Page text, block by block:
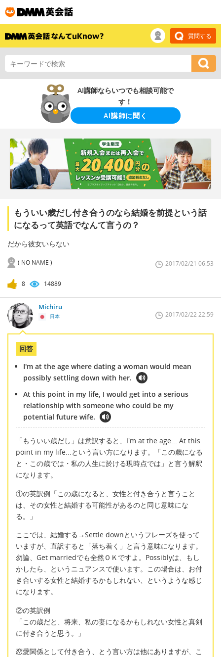
質問する
AI講師ならいつでも相談可能で
す！
AI講師に聞く
もういい歳だし付き合うのなら結婚を前提という話
になるって英語でなんて言うの？
だから彼女いらない
( NO NAME ) 2017/02/21 06:53
8 14889
Michiru
日本 2017/02/22 22:59
回答
I'm at the age where dating a woman would mean
possibly settling down with her.
At this point in my life, I would get into a serious
relationship with someone who could be my
potential future wife.
「もういい歳だし」は意訳すると、I'm at the age... At this
point in my life...という言い方になります。「この歳になる
と・この歳では・私の人生に於ける現時点では」と言う解釈
になります。
①の英訳例「この歳になると、女性と付き合うと言うこと
は、その女性と結婚する可能性があるのと同じ意味にな
る。」
ここでは、結婚する→Settle downというフレーズを使って
いますが、直訳すると「落ち着く」と言う意味になります。
勿論、Get marriedでも全然ＯＫですよ。Possiblyは、もし
かしたら、というニュアンスで使います。この場合は、お付
き合いする女性と結婚するかもしれない、というような感じ
になります。
②の英訳例
「この歳だと、将来、私の妻になるかもしれない女性と真剣
に付き合うと思う。」
恋愛関係として付き合う、とう言い方は他にありますが、こ